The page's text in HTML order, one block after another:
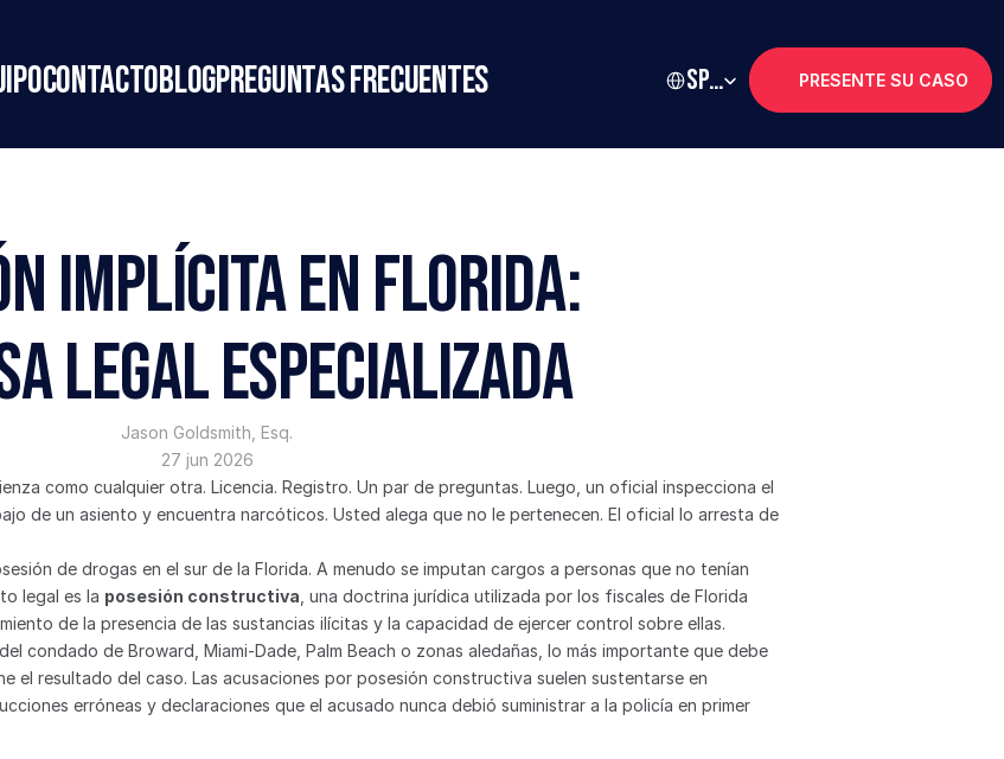
ContactoBlogPreguntas frecuentes
Select Language
Spanish PRESENTE SU CASO
Implícita en Florida:
Legal Especializada
Jason Goldsmith, Esq.
27 jun 2026
como cualquier otra. Licencia. Registro. Un par de preguntas. Luego, un oficial inspecciona el
de un asiento y encuentra narcóticos. Usted alega que no le pertenecen. El oficial lo arresta de
de drogas en el sur de la Florida. A menudo se imputan cargos a personas que no tenían
legal es la posesión constructiva , una doctrina jurídica utilizada por los fiscales de Florida
de la presencia de las sustancias ilícitas y la capacidad de ejercer control sobre ellas.
condado de Broward, Miami-Dade, Palm Beach o zonas aledañas, lo más importante que debe
el resultado del caso. Las acusaciones por posesión constructiva suelen sustentarse en
erróneas y declaraciones que el acusado nunca debió suministrar a la policía en primer